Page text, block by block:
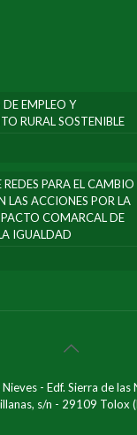
EMPLEO Y
RURAL SOSTENIBLE
PARA EL CAMBIO
LAS ACCIONES POR LA
COMARCAL DE
IGUALDAD
- Edf. Sierra de las
s/n - 29109 Tolox